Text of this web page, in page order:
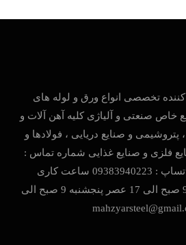
تخصصی انواع ورق و لوله های
خاص صنعتی و آلیاژی کلیه آهن آلات و
پتروشیمی و صنایع دریایی ، فولادها و
فلزی و صنایع غذایی شماره تماس :
44449101 - 021 شماره واتساپ : 09383940223 ساعت کاری
شرکت شنبه تا چهارشنبه 9 صبح الی 17 عصر پنجشنبه 9 صبح الی